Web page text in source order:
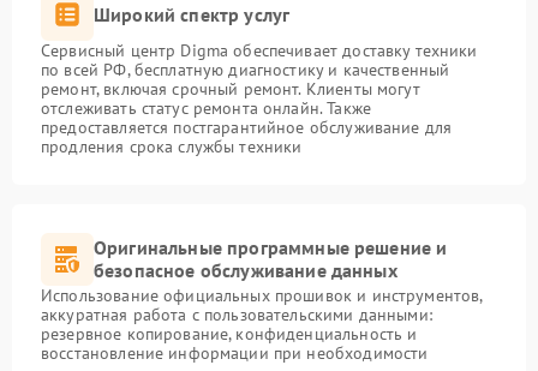
Широкий спектр услуг
Сервисный центр Digma обеспечивает доставку техники
по всей РФ, бесплатную диагностику и качественный
ремонт, включая срочный ремонт. Клиенты могут
отслеживать статус ремонта онлайн. Также
предоставляется постгарантийное обслуживание для
продления срока службы техники
Оригинальные программные решение и
безопасное обслуживание данных
Использование официальных прошивок и инструментов,
аккуратная работа с пользовательскими данными:
резервное копирование, конфиденциальность и
восстановление информации при необходимости